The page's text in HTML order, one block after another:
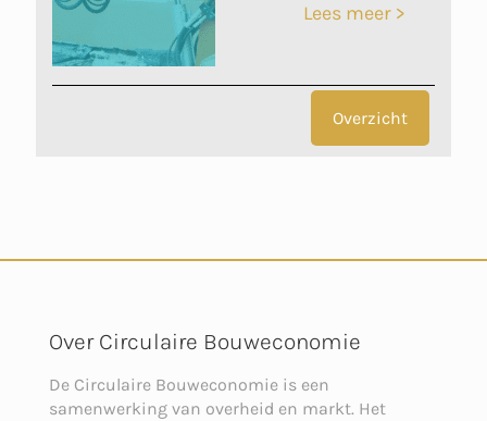
Lees meer >
Overzicht
Over Circulaire Bouweconomie
De Circulaire Bouweconomie is een
samenwerking van overheid en markt. Het